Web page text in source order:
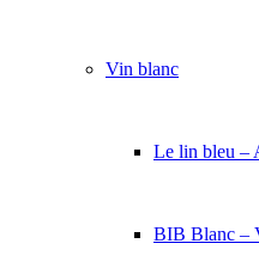
Vin blanc
Le lin bleu –
BIB Blanc –